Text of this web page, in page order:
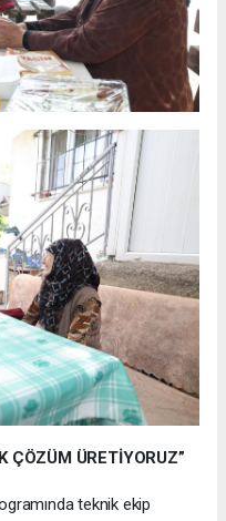
ÇÖZÜM ÜRETİYORUZ”
teknik ekip